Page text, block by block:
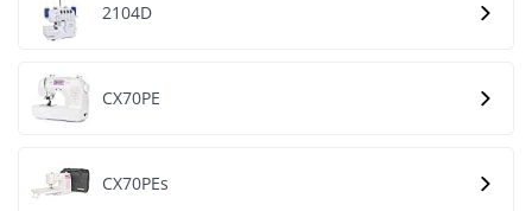
2104D
CX70PE
CX70PEs